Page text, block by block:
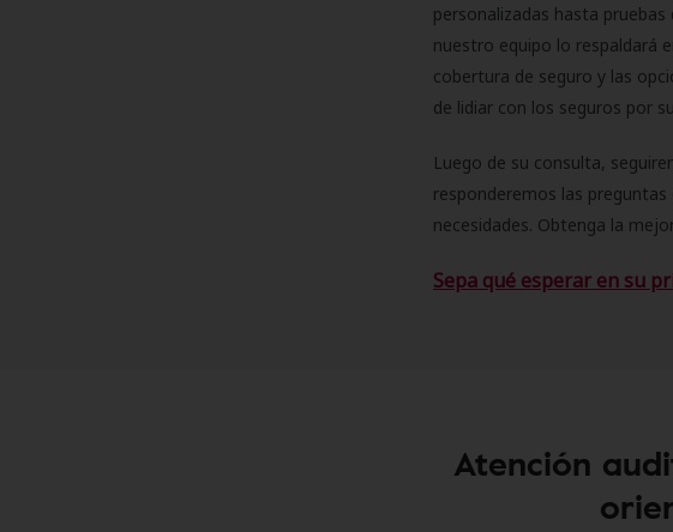
personalizadas hasta
nuestro equipo lo respaldará
cobertura de seguro y las
de lidiar con los seguros por
Luego de su consulta,
responderemos las
necesidades. Obtenga la
Sepa qué esperar en su
Atención